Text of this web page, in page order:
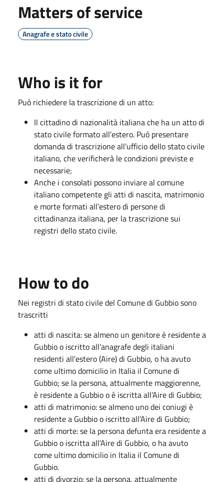
Matters of service
Anagrafe e stato civile
Who is it for
Può richiedere la trascrizione di un atto:
Il cittadino di nazionalità italiana che ha un atto di
stato civile formato all’estero. Può presentare
domanda di trascrizione all’ufficio dello stato civile
italiano, che verificherà le condizioni previste e
necessarie;
Anche i consolati possono inviare al comune
italiano competente gli atti di nascita, matrimonio
e morte formati all’estero di persone di
cittadinanza italiana, per la trascrizione sui
registri dello stato civile.
How to do
Nei registri di stato civile del Comune di Gubbio sono
trascritti
atti di nascita: se almeno un genitore è residente a
Gubbio o iscritto all’anagrafe degli italiani
residenti all’estero (Aire) di Gubbio, o ha avuto
come ultimo domicilio in Italia il Comune di
Gubbio; se la persona, attualmente maggiorenne,
è residente a Gubbio o è iscritta all’Aire di Gubbio;
atti di matrimonio: se almeno uno dei coniugi è
residente a Gubbio o iscritto all’Aire di Gubbio;
atti di morte: se la persona defunta era residente a
Gubbio o iscritta all’Aire di Gubbio, o ha avuto
come ultimo domicilio in Italia il Comune di
Gubbio.
atti di divorzio: se la persona, attualmente